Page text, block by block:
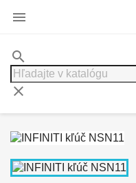

search
clear